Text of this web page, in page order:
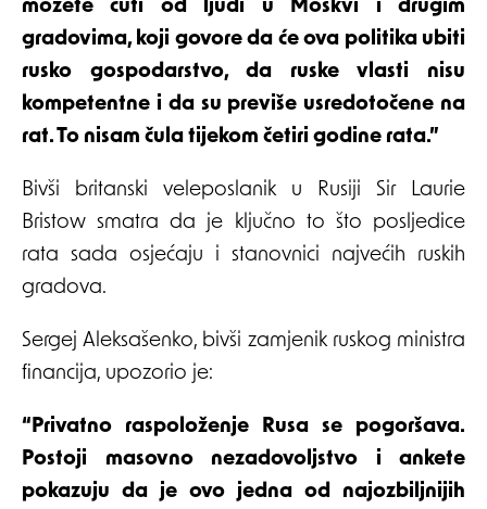
možete čuti od ljudi u Moskvi i drugim
gradovima, koji govore da će ova politika ubiti
rusko gospodarstvo, da ruske vlasti nisu
kompetentne i da su previše usredotočene na
rat. To nisam čula tijekom četiri godine rata.”
Bivši britanski veleposlanik u Rusiji Sir Laurie
Bristow smatra da je ključno to što posljedice
rata sada osjećaju i stanovnici najvećih ruskih
gradova.
Sergej Aleksašenko, bivši zamjenik ruskog ministra
financija, upozorio je:
“Privatno raspoloženje Rusa se pogoršava.
Postoji masovno nezadovoljstvo i ankete
pokazuju da je ovo jedna od najozbiljnijih